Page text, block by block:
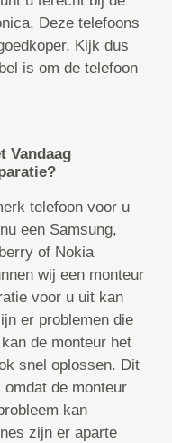
Deze telefoons
Kijk dus
is om de telefoon
Vandaag
telefoon voor u
een Samsung,
of Nokia
wij een monteur
voor u uit kan
er problemen die
de monteur het
snel oplossen. Dit
de monteur
kan
zijn er aparte